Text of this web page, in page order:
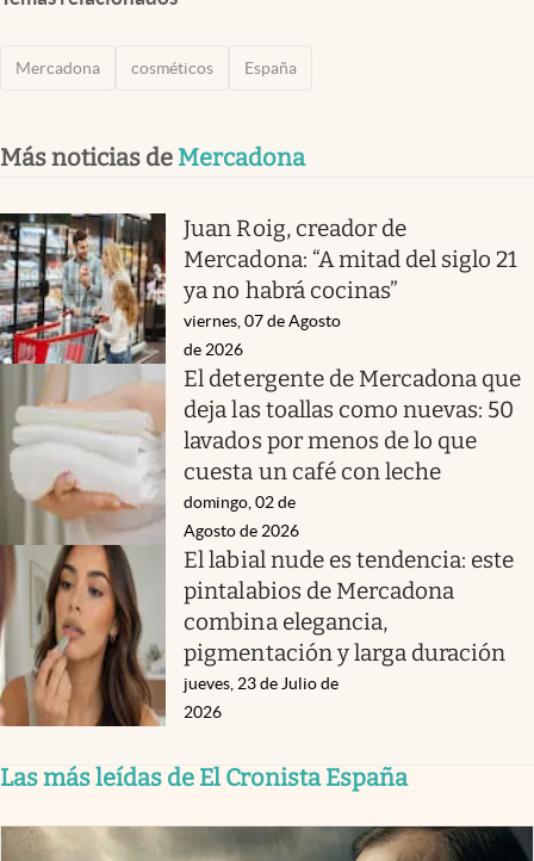
Mercadona cosméticos España
Más noticias de Mercadona
Juan Roig, creador de
Mercadona: “A mitad del siglo 21
ya no habrá cocinas”
viernes, 07 de Agosto
de 2026
El detergente de Mercadona que
deja las toallas como nuevas: 50
lavados por menos de lo que
cuesta un café con leche
domingo, 02 de
Agosto de 2026
El labial nude es tendencia: este
pintalabios de Mercadona
combina elegancia,
pigmentación y larga duración
jueves, 23 de Julio de
2026
Las más leídas de El Cronista España